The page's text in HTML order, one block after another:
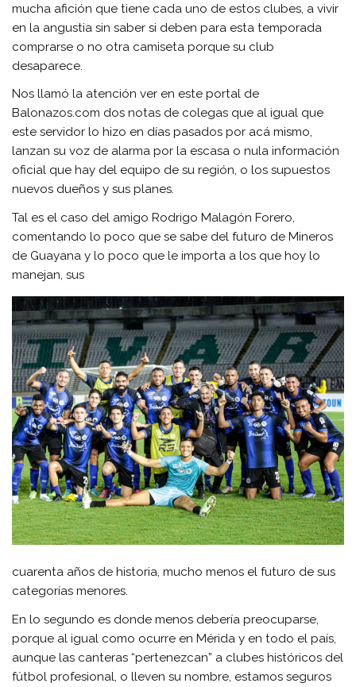
mucha afición que tiene cada uno de estos clubes, a vivir
en la angustia sin saber si deben para esta temporada
comprarse o no otra camiseta porque su club
desaparece.
Nos llamó la atención ver en este portal de
Balonazos.com dos notas de colegas que al igual que
este servidor lo hizo en días pasados por acá mismo,
lanzan su voz de alarma por la escasa o nula información
oficial que hay del equipo de su región, o los supuestos
nuevos dueños y sus planes.
Tal es el caso del amigo Rodrigo Malagón Forero,
comentando lo poco que se sabe del futuro de Mineros
de Guayana y lo poco que le importa a los que hoy lo
manejan, sus
cuarenta años de historia, mucho menos el futuro de sus
categorías menores.
En lo segundo es donde menos debería preocuparse,
porque al igual como ocurre en Mérida y en todo el país,
aunque las canteras “pertenezcan” a clubes históricos del
fútbol profesional, o lleven su nombre, estamos seguros